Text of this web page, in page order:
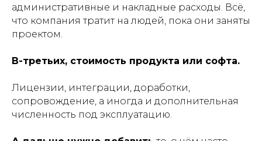
административные и накладные расходы. Всё,
что компания тратит на людей, пока они заняты
проектом.
В-третьих, стоимость продукта или софта.
Лицензии, интеграции, доработки,
сопровождение, а иногда и дополнительная
численность под эксплуатацию.